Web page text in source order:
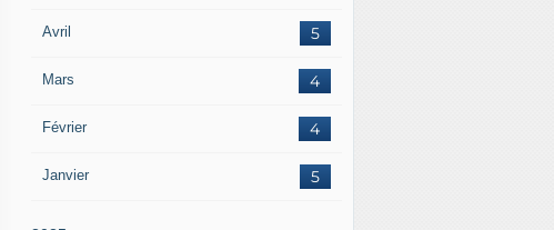
Avril 5
Mars 4
Février 4
Janvier 5